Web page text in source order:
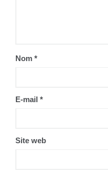
Nom *
E-mail *
Site web